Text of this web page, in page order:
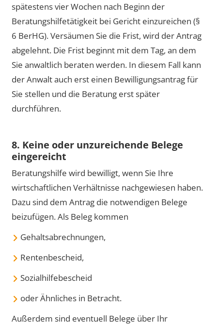
spätestens vier Wochen nach Beginn der
Beratungshilfetätigkeit bei Gericht einzureichen (§
6 BerHG). Versäumen Sie die Frist, wird der Antrag
abgelehnt. Die Frist beginnt mit dem Tag, an dem
Sie anwaltlich beraten werden. In diesem Fall kann
der Anwalt auch erst einen Bewilligungsantrag für
Sie stellen und die Beratung erst später
durchführen.
8. Keine oder unzureichende Belege
eingereicht
Beratungshilfe wird bewilligt, wenn Sie Ihre
wirtschaftlichen Verhältnisse nachgewiesen haben.
Dazu sind dem Antrag die notwendigen Belege
beizufügen. Als Beleg kommen
Gehaltsabrechnungen,
Rentenbescheid,
Sozialhilfebescheid
oder Ähnliches in Betracht.
Außerdem sind eventuell Belege über Ihr